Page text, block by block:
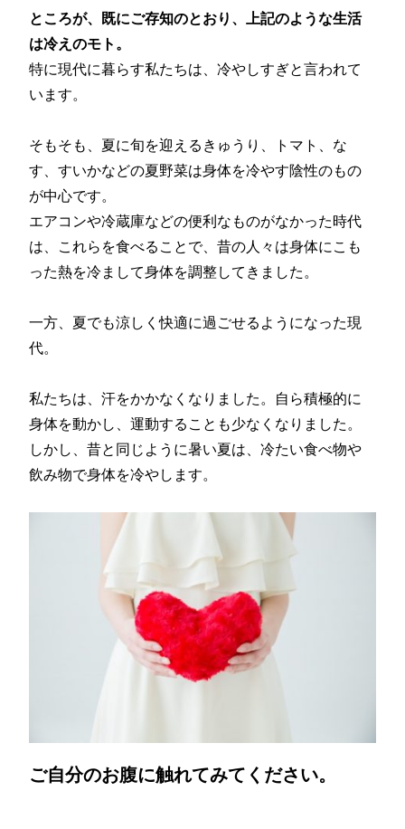
ところが、既にご存知のとおり、上記のような生活
は冷えのモト。
特に現代に暮らす私たちは、冷やしすぎと言われて
います。
そもそも、夏に旬を迎えるきゅうり、トマト、な
す、すいかなどの夏野菜は身体を冷やす陰性のもの
が中心です。
エアコンや冷蔵庫などの便利なものがなかった時代
は、これらを食べることで、昔の人々は身体にこも
った熱を冷まして身体を調整してきました。
一方、夏でも涼しく快適に過ごせるようになった現
代。
私たちは、汗をかかなくなりました。自ら積極的に
身体を動かし、運動することも少なくなりました。
しかし、昔と同じように暑い夏は、冷たい食べ物や
飲み物で身体を冷やします。
ご自分のお腹に触れてみてください。